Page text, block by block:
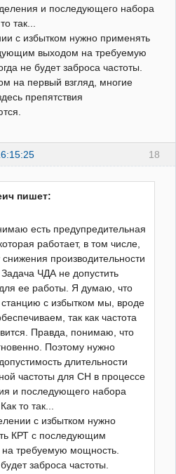
и последующего набора
так...
с избытком нужно применять
выходом на требуемую
не будет заброса частоты.
на первый взгляд, многие
препятствия
18
пишет:
есть предупредительная
работает, в том числе,
производительности
ЧДА не допустить
ее работы. Я думаю, что
с избытком мы, вроде
так как частота
Правда, понимаю, что
Поэтому нужно
длительности
частоты для СН в процессе
и последующего набора
то так...
с избытком нужно
КРТ с последующим
требуемую мощность.
заброса частоты.